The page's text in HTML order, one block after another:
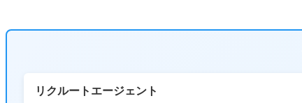
リクルートエージェント